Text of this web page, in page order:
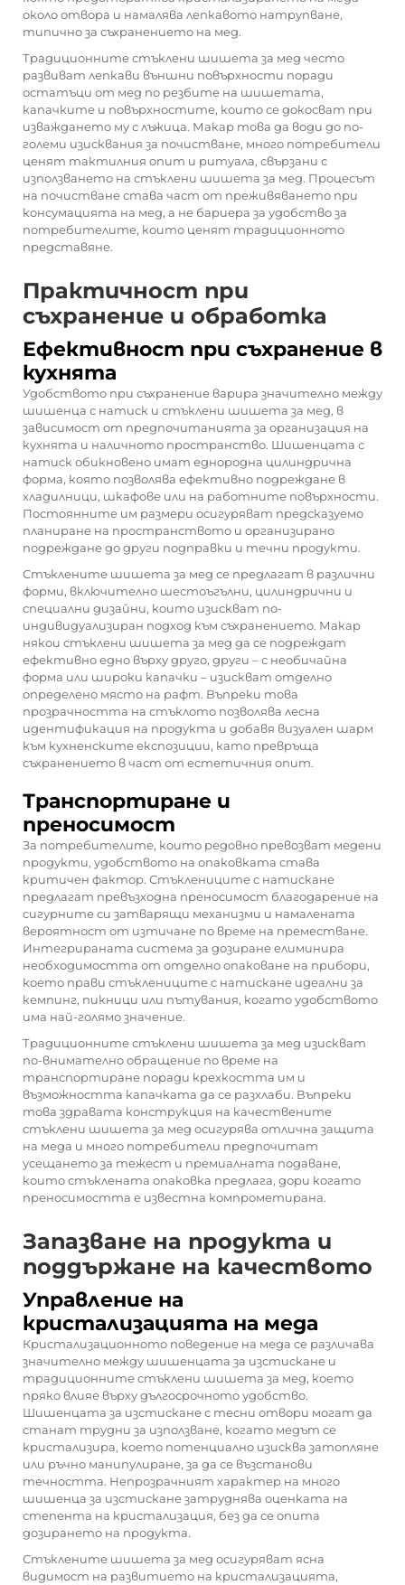
около отвора и намалява лепкавото натрупване,
типично за съхранението на мед.
Традиционните стъклени шишета за мед често
развиват лепкави външни повърхности поради
остатъци от мед по резбите на шишетата,
капачките и повърхностите, които се докосват при
изваждането му с лъжица. Макар това да води до по-
големи изисквания за почистване, много потребители
ценят тактилния опит и ритуала, свързани с
използването на стъклени шишета за мед. Процесът
на почистване става част от преживяването при
консумацията на мед, а не бариера за удобство за
потребителите, които ценят традиционното
представяне.
Практичност при
съхранение и обработка
Ефективност при съхранение в
кухнята
Удобството при съхранение варира значително между
шишенца с натиск и стъклени шишета за мед, в
зависимост от предпочитанията за организация на
кухнята и наличното пространство. Шишенцата с
натиск обикновено имат еднородна цилиндрична
форма, която позволява ефективно подреждане в
хладилници, шкафове или на работните повърхности.
Постоянните им размери осигуряват предсказуемо
планиране на пространството и организирано
подреждане до други подправки и течни продукти.
Стъклените шишета за мед се предлагат в различни
форми, включително шестоъгълни, цилиндрични и
специални дизайни, които изискват по-
индивидуализиран подход към съхранението. Макар
някои стъклени шишета за мед да се подреждат
ефективно едно върху друго, други – с необичайна
форма или широки капачки – изискват отделно
определено място на рафт. Въпреки това
прозрачността на стъклото позволява лесна
идентификация на продукта и добавя визуален шарм
към кухненските експозиции, като превръща
съхранението в част от естетичния опит.
Транспортиране и
преносимост
За потребителите, които редовно превозват медени
продукти, удобството на опаковката става
критичен фактор. Стъклениците с натискане
предлагат превъзходна преносимост благодарение на
сигурните си затварящи механизми и намалената
вероятност от изтичане по време на преместване.
Интегрираната система за дозиране елиминира
необходимостта от отделно опаковане на прибори,
което прави стъклениците с натискане идеални за
кемпинг, пикници или пътувания, когато удобството
има най-голямо значение.
Традиционните стъклени шишета за мед изискват
по-внимателно обращение по време на
транспортиране поради крехкостта им и
възможността капачката да се разхлаби. Въпреки
това здравата конструкция на качествените
стъклени шишета за мед осигурява отлична защита
на меда и много потребители предпочитат
усещането за тежест и премиалната подаване,
които стъклената опаковка предлага, дори когато
преносимостта е известна компрометирана.
Запазване на продукта и
поддържане на качеството
Управление на
кристализацията на меда
Кристализационното поведение на меда се различава
значително между шишенцата за изстискане и
традиционните стъклени шишета за мед, което
пряко влияе върху дългосрочното удобство.
Шишенцата за изстискане с тесни отвори могат да
станат трудни за използване, когато медът се
кристализира, което потенциално изисква затопляне
или ръчно манипулиране, за да се възстанови
течността. Непрозрачният характер на много
шишенца за изстискане затруднява оценката на
степента на кристализация, без да се опита
дозирането на продукта.
Стъклените шишета за мед осигуряват ясна
видимост на развитието на кристализацията,